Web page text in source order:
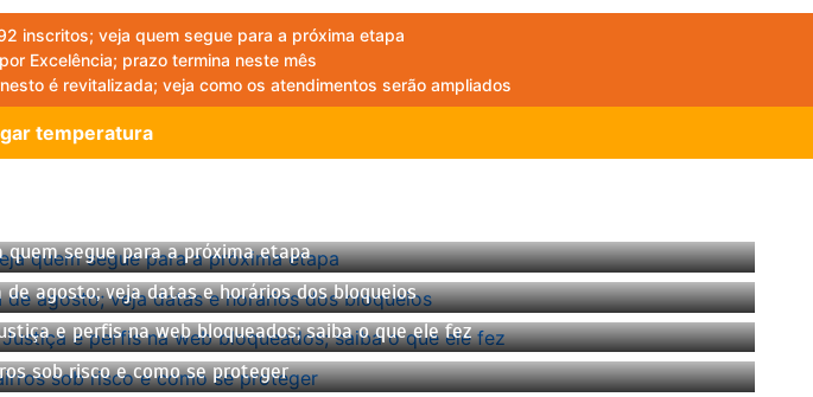
inscritos; veja quem segue para a próxima etapa
Excelência; prazo termina neste mês
é revitalizada; veja como os atendimentos serão ampliados
temperatura
segue para a próxima etapa
agosto; veja datas e horários dos bloqueios
e perfis na web bloqueados; saiba o que ele fez
sob risco e como se proteger